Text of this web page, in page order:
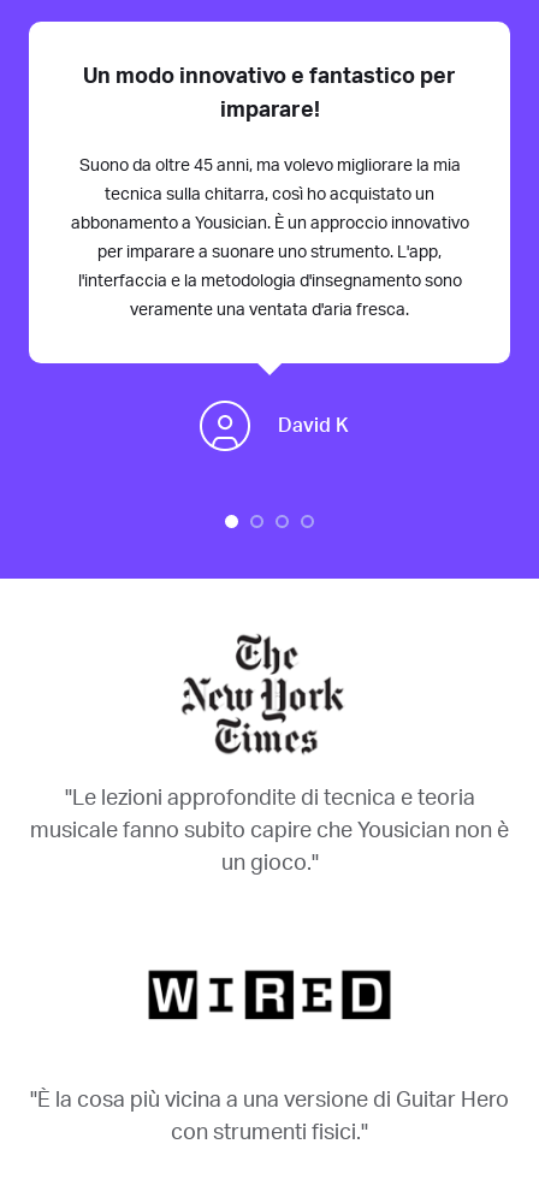
Un modo innovativo e fantastico per
imparare!
Suono da oltre 45 anni, ma volevo migliorare la mia
tecnica sulla chitarra, così ho acquistato un
abbonamento a Yousician. È un approccio innovativo
per imparare a suonare uno strumento. L'app,
l'interfaccia e la metodologia d'insegnamento sono
veramente una ventata d'aria fresca.
David K
"Le lezioni approfondite di tecnica e teoria
musicale fanno subito capire che Yousician non è
un gioco."
"È la cosa più vicina a una versione di Guitar Hero
con strumenti fisici."